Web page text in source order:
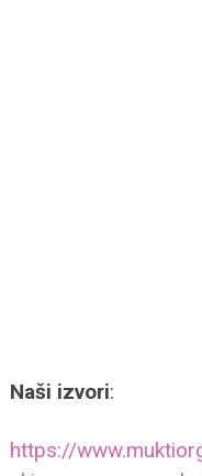
Naši izvori:
https://